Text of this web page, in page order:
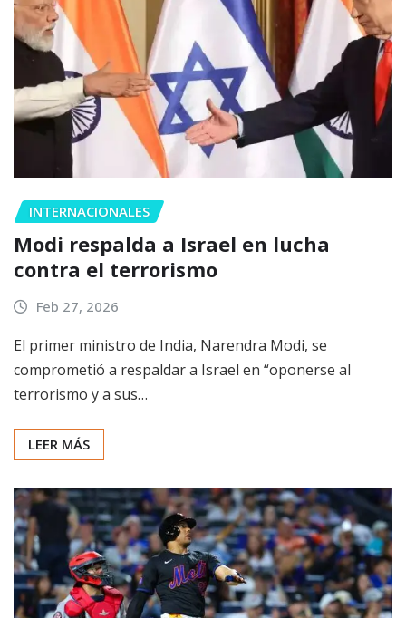
INTERNACIONALES
Modi respalda a Israel en lucha
contra el terrorismo
Feb 27, 2026
El primer ministro de India, Narendra Modi, se
comprometió a respaldar a Israel en “oponerse al
terrorismo y a sus…
LEER MÁS